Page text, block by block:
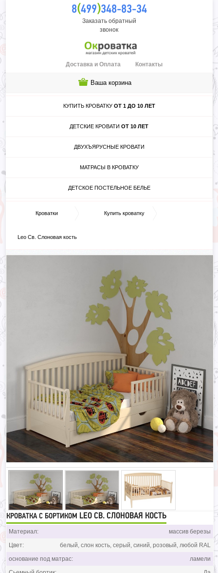
8(499)348-83-34
Заказать обратный
звонок
Доставка и Оплата Контакты
Ваша корзина
КУПИТЬ КРОВАТКУ ОТ 1 ДО 10 ЛЕТ
ДЕТСКИЕ КРОВАТИ ОТ 10 ЛЕТ
ДВУХЪЯРУСНЫЕ КРОВАТИ
МАТРАСЫ В КРОВАТКУ
ДЕТСКОЕ ПОСТЕЛЬНОЕ БЕЛЬЕ
Кроватки Купить кроватку
Leo Св. Слоновая кость
КРОВАТКА С БОРТИКОМ LEO СВ. СЛОНОВАЯ КОСТЬ
Материал:
массив березы
Цвет:
белый, слон кость, серый, синий, розовый, любой RAL
основание под матрас:
ламели